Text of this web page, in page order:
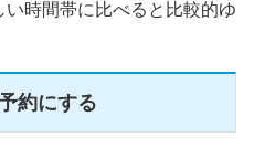
時間帯に比べると比較的ゆ
約にする